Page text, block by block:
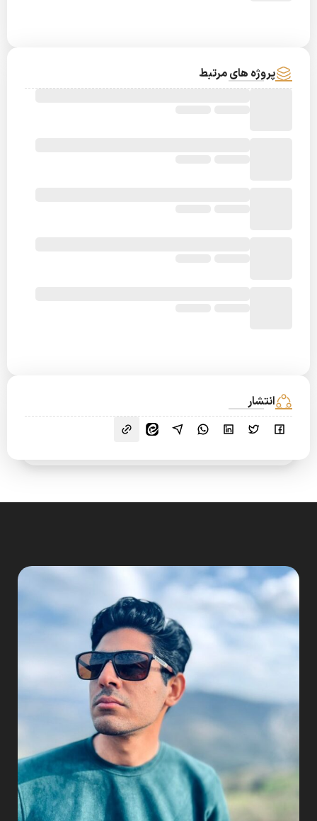
پروژه های مرتبط
انتشار